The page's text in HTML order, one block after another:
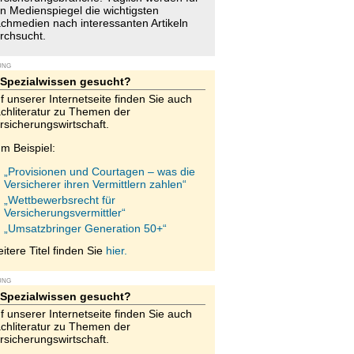
Medienspiegel die wichtigsten
nach interessanten Artikeln
Spezialwissen gesucht?
unserer Internetseite finden Sie auch
zu Themen der
Beispiel:
„Provisionen und Courtagen – was die
Versicherer ihren Vermittlern zahlen“
„Wettbewerbsrecht für
Versicherungsvermittler“
„Umsatzbringer Generation 50+“
Titel finden Sie hier.
Spezialwissen gesucht?
unserer Internetseite finden Sie auch
zu Themen der